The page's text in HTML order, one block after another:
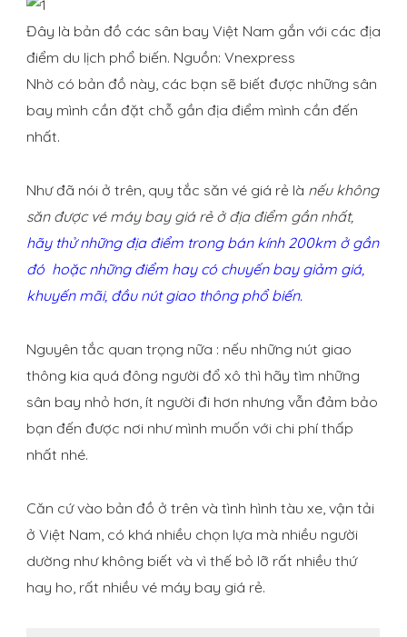
Đây là bản đồ các sân bay Việt Nam gắn với các địa
điểm du lịch phổ biến. Nguồn: Vnexpress
Nhờ có bản đồ này, các bạn sẽ biết được những sân
bay mình cần đặt chỗ gần địa điểm mình cần đến
nhất.
Như đã nói ở trên, quy tắc săn vé giá rẻ là nếu không
săn được vé máy bay giá rẻ ở địa điểm gần nhất,
hãy thử những địa điểm trong bán kính 200km ở gần
đó hoặc những điểm hay có chuyến bay giảm giá,
khuyến mãi, đầu nút giao thông phổ biến.
Nguyên tắc quan trọng nữa : nếu những nút giao
thông kia quá đông người đổ xô thì hãy tìm những
sân bay nhỏ hơn, ít người đi hơn nhưng vẫn đảm bảo
bạn đến được nơi như mình muốn với chi phí thấp
nhất nhé.
Căn cứ vào bản đồ ở trên và tình hình tàu xe, vận tải
ở Việt Nam, có khá nhiều chọn lựa mà nhiều người
dường như không biết và vì thế bỏ lỡ rất nhiều thứ
hay ho, rất nhiều vé máy bay giá rẻ.